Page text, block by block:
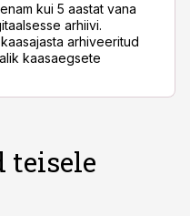
kui 5 aastat vana
arhiivi.
arhiveeritud
kaasaegsete
teisele